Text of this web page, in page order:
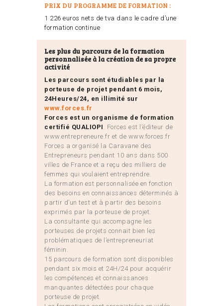
PRIX DU PROGRAMME DE FORMATION :
1 226 euros nets de tva dans le cadre d’une
formation continue
Les plus du parcours de la formation
personnalisée à la création de sa propre
activité
Les parcours sont étudiables par la
porteuse de projet pendant 6 mois,
24Heures/24, en illimité sur
www.forces.fr
Forces est un organisme de formation
certifié QUALIOPI . Forces est l’éditeur de
www.entrepreneure.fr et de www.forces.fr
Forces a organisé la Caravane des
Entrepreneurs pendant 10 ans dans 500
villes de France et a reçu des milliers de
femmes qui voulaient entreprendre.
La formation est personnalisée en fonction
des besoins en connaissances déterminés à
partir d’un test et à partir des besoins
exprimés par la porteuse de projet.
La consultante qui accompagne les
porteuses de projets connait bien les
problématiques de l’entrepreneuriat
féminin.
15 parcours de formation sont disponibles
pendant six mois et 24H/24 pour acquérir
les compétences et connaissances
manquantes détectées pour chaque
porteuse de projet.